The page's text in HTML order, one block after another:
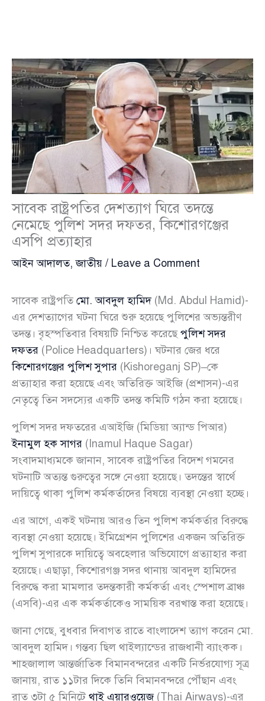
সাবেক রাষ্ট্রপতির দেশত্যাগ ঘিরে তদন্তে
নেমেছে পুলিশ সদর দফতর, কিশোরগঞ্জের
এসপি প্রত্যাহার
আইন আদালত,জাতীয় / Leave a Comment
সাবেক রাষ্ট্রপতি মো. আবদুল হামিদ(Md. Abdul Hamid)-
এর দেশত্যাগের ঘটনা ঘিরে শুরু হয়েছে পুলিশের অভ্যন্তরীণ
তদন্ত। বৃহস্পতিবার বিষয়টি নিশ্চিত করেছেপুলিশ সদর
দফতর (Police Headquarters)। ঘটনার জের ধরে
কিশোরগঞ্জের পুলিশ সুপার (Kishoreganj SP)–কে
প্রত্যাহার করা হয়েছে এবং অতিরিক্ত আইজি (প্রশাসন)-এর
নেতৃত্বে তিন সদস্যের একটি তদন্ত কমিটি গঠন করা হয়েছে।
পুলিশ সদর দফতরের এআইজি (মিডিয়া অ্যান্ড পিআর)
ইনামুল হক সাগর (Inamul Haque Sagar)
সংবাদমাধ্যমকে জানান, সাবেক রাষ্ট্রপতির বিদেশ গমনের
ঘটনাটি অত্যন্ত গুরুত্বের সঙ্গে নেওয়া হয়েছে। তদন্তের স্বার্থে
দায়িত্বে থাকা পুলিশ কর্মকর্তাদের বিষয়ে ব্যবস্থা নেওয়া হচ্ছে।
এর আগে, একই ঘটনায় আরও তিন পুলিশ কর্মকর্তার বিরুদ্ধে
ব্যবস্থা নেওয়া হয়েছে। ইমিগ্রেশন পুলিশের একজন অতিরিক্ত
পুলিশ সুপারকে দায়িত্বে অবহেলার অভিযোগে প্রত্যাহার করা
হয়েছে। এছাড়া, কিশোরগঞ্জ সদর থানায় আবদুল হামিদের
বিরুদ্ধে করা মামলার তদন্তকারী কর্মকর্তা এবং স্পেশাল ব্রাঞ্চ
(এসবি)-এর এক কর্মকর্তাকেও সাময়িক বরখাস্ত করা হয়েছে।
জানা গেছে, বুধবার দিবাগত রাতে বাংলাদেশ ত্যাগ করেন মো.
আবদুল হামিদ। গন্তব্য ছিল থাইল্যান্ডের রাজধানী ব্যাংকক।
শাহজালাল আন্তর্জাতিক বিমানবন্দরের একটি নির্ভরযোগ্য সূত্র
জানায়, রাত ১১টার দিকে তিনি বিমানবন্দরে পৌঁছান এবং
রাত ৩টা ৫ মিনিটে থাই এয়ারওয়েজ(Thai Airways)-এর